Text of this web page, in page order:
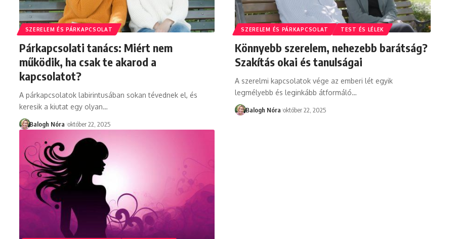
SZERELEM ÉS PÁRKAPCSOLAT
Párkapcsolati tanács: Miért nem
működik, ha csak te akarod a
kapcsolatot?
A párkapcsolatok labirintusában sokan tévednek el, és
keresik a kiutat egy olyan…
Balogh Nóra október 22, 2025
SZERELEM ÉS PÁRKAPCSOLAT TEST ÉS LÉLEK
Könnyebb szerelem, nehezebb barátság?
Szakítás okai és tanulságai
A szerelmi kapcsolatok vége az emberi lét egyik
legmélyebb és leginkább átformáló…
Balogh Nóra október 22, 2025